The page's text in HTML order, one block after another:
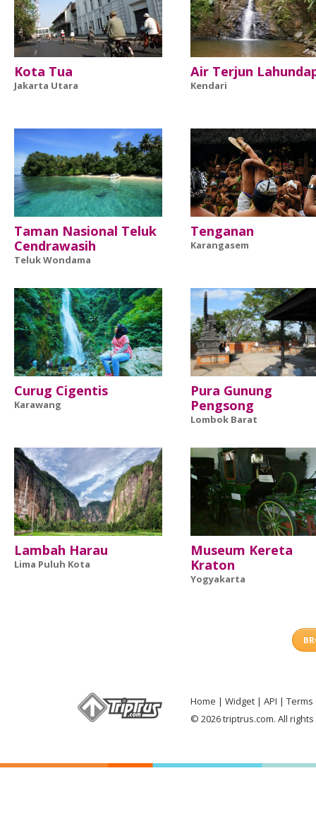
Kota Tua
Jakarta Utara
Air Terjun
Kendari
Taman Nasional Teluk
Cendrawasih
Teluk Wondama
Tenganan
Karangasem
Curug Cigentis
Karawang
Pura Gunung
Pengsong
Lombok Barat
Lambah Harau
Lima Puluh Kota
Museum Kereta
Kraton
Yogyakarta
Home Widget API
Terms
© 2026 triptrus.com. All